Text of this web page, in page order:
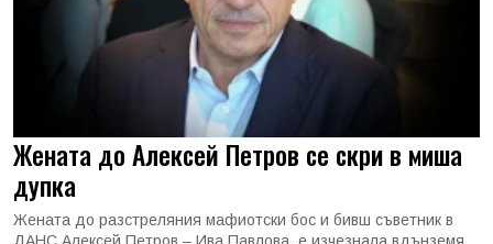
Жената до Алексей Петров се скри в миша
дупка
Жената до разстреляния мафиотски бос и бивш съветник в
ДАНС Алексей Петров – Ива Павлова, е изчезнала вдънземя